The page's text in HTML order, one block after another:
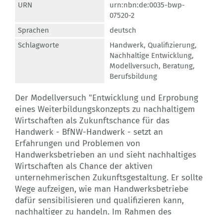
URN
urn:nbn:de:0035-bwp-
07520-2
Sprachen
deutsch
Schlagworte
Handwerk, Qualifizierung,
Nachhaltige Entwicklung,
Modellversuch, Beratung,
Berufsbildung
Der Modellversuch "Entwicklung und Erprobung
eines Weiterbildungskonzepts zu nachhaltigem
Wirtschaften als Zukunftschance für das
Handwerk - BfNW-Handwerk - setzt an
Erfahrungen und Problemen von
Handwerksbetrieben an und sieht nachhaltiges
Wirtschaften als Chance der aktiven
unternehmerischen Zukunftsgestaltung. Er sollte
Wege aufzeigen, wie man Handwerksbetriebe
dafür sensibilisieren und qualifizieren kann,
nachhaltiger zu handeln. Im Rahmen des